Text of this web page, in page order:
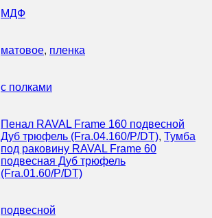
МДФ
матовое, пленка
с полками
Пенал RAVAL Frame 160 подвесной
Дуб трюфель (Fra.04.160/P/DT), Тумба
под раковину RAVAL Frame 60
подвесная Дуб трюфель
(Fra.01.60/P/DT)
подвесной